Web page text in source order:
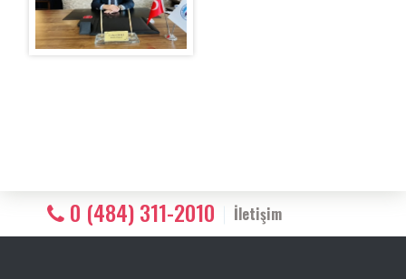
0 (484) 311-2010 İletişim